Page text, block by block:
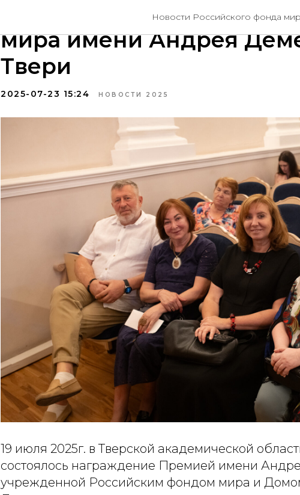
Новости Российского фонда
Вручение премии
мира имени Андрея
Твери
2025-07-23 15:24 НОВОСТИ 2025
19 июля 2025г. в Тверской академической
состоялось награждение Премией имени
учрежденной Российским фондом мира и